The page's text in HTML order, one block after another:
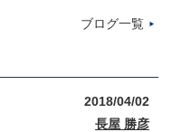
ブログ一覧
2018/04/02
長屋 勝彦